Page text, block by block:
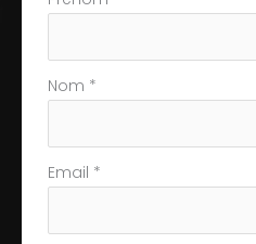
téléphone
Nom *
Email *